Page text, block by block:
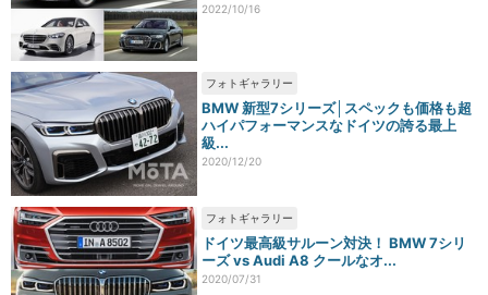
2022/10/16
フォトギャラリー
BMW 新型7シリーズ│スペックも価格も超
ハイパフォーマンスなドイツの誇る最上
級...
2020/12/20
フォトギャラリー
ドイツ最高級サルーン対決！ BMW 7シリ
ーズ vs Audi A8 クールなオ...
2020/07/31